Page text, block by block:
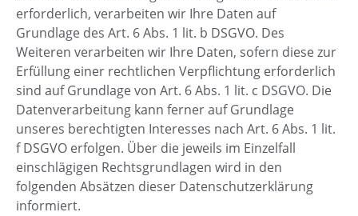
erforderlich, verarbeiten wir Ihre Daten auf
Grundlage des Art. 6 Abs. 1 lit. b DSGVO. Des
Weiteren verarbeiten wir Ihre Daten, sofern diese zur
Erfüllung einer rechtlichen Verpflichtung erforderlich
sind auf Grundlage von Art. 6 Abs. 1 lit. c DSGVO. Die
Datenverarbeitung kann ferner auf Grundlage
unseres berechtigten Interesses nach Art. 6 Abs. 1 lit.
f DSGVO erfolgen. Über die jeweils im Einzelfall
einschlägigen Rechtsgrundlagen wird in den
folgenden Absätzen dieser Datenschutzerklärung
informiert.